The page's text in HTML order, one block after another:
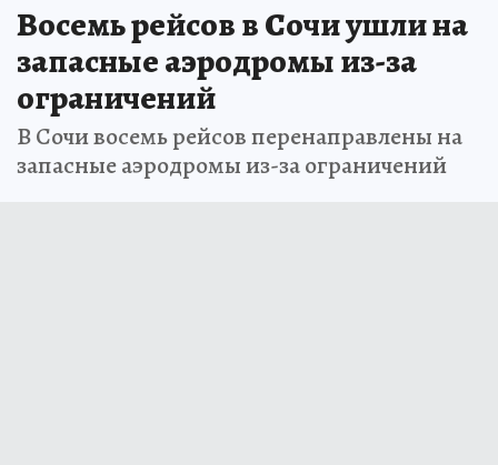
Восемь рейсов в Сочи ушли на
запасные аэродромы из-за
ограничений
В Сочи восемь рейсов перенаправлены на
запасные аэродромы из-за ограничений